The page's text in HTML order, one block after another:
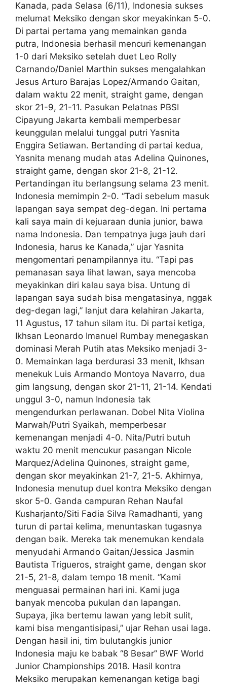
Kanada, pada Selasa (6/11), Indonesia sukses
melumat Meksiko dengan skor meyakinkan 5-0.
Di partai pertama yang memainkan ganda
putra, Indonesia berhasil mencuri kemenangan
1-0 dari Meksiko setelah duet Leo Rolly
Carnando/Daniel Marthin sukses mengalahkan
Jesus Arturo Barajas Lopez/Armando Gaitan,
dalam waktu 22 menit, straight game, dengan
skor 21-9, 21-11. Pasukan Pelatnas PBSI
Cipayung Jakarta kembali memperbesar
keunggulan melalui tunggal putri Yasnita
Enggira Setiawan. Bertanding di partai kedua,
Yasnita menang mudah atas Adelina Quinones,
straight game, dengan skor 21-8, 21-12.
Pertandingan itu berlangsung selama 23 menit.
Indonesia memimpin 2-0. “Tadi sebelum masuk
lapangan saya sempat deg-degan. Ini pertama
kali saya main di kejuaraan dunia junior, bawa
nama Indonesia. Dan tempatnya juga jauh dari
Indonesia, harus ke Kanada,” ujar Yasnita
mengomentari penampilannya itu. “Tapi pas
pemanasan saya lihat lawan, saya mencoba
meyakinkan diri kalau saya bisa. Untung di
lapangan saya sudah bisa mengatasinya, nggak
deg-degan lagi,” lanjut dara kelahiran Jakarta,
11 Agustus, 17 tahun silam itu. Di partai ketiga,
Ikhsan Leonardo Imanuel Rumbay menegaskan
dominasi Merah Putih atas Meksiko menjadi 3-
0. Memainkan laga berdurasi 33 menit, Ikhsan
menekuk Luis Armando Montoya Navarro, dua
gim langsung, dengan skor 21-11, 21-14. Kendati
unggul 3-0, namun Indonesia tak
mengendurkan perlawanan. Dobel Nita Violina
Marwah/Putri Syaikah, memperbesar
kemenangan menjadi 4-0. Nita/Putri butuh
waktu 20 menit mencukur pasangan Nicole
Marquez/Adelina Quinones, straight game,
dengan skor meyakinkan 21-7, 21-5. Akhirnya,
Indonesia menutup duel kontra Meksiko dengan
skor 5-0. Ganda campuran Rehan Naufal
Kusharjanto/Siti Fadia Silva Ramadhanti, yang
turun di partai kelima, menuntaskan tugasnya
dengan baik. Mereka tak menemukan kendala
menyudahi Armando Gaitan/Jessica Jasmin
Bautista Trigueros, straight game, dengan skor
21-5, 21-8, dalam tempo 18 menit. “Kami
menguasai permainan hari ini. Kami juga
banyak mencoba pukulan dan lapangan.
Supaya, jika bertemu lawan yang lebit sulit,
kami bisa mengantisipasi,” ujar Rehan usai laga.
Dengan hasil ini, tim bulutangkis junior
Indonesia maju ke babak “8 Besar” BWF World
Junior Championships 2018. Hasil kontra
Meksiko merupakan kemenangan ketiga bagi